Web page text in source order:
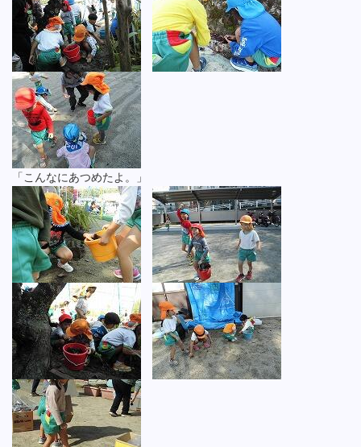
「こんなにあつめたよ。」